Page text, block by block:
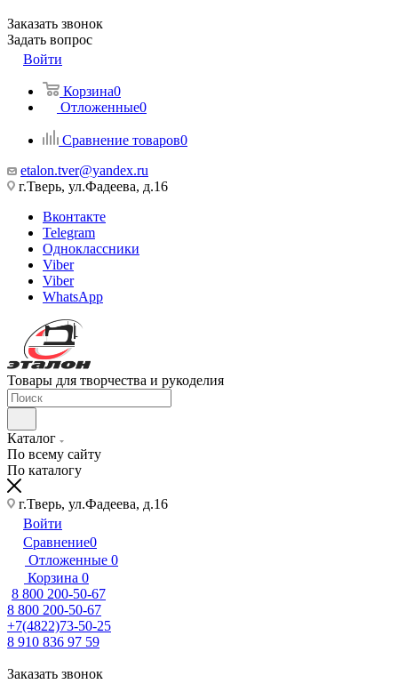
Заказать звонок
Задать вопрос
Войти
Корзина0
Отложенные0
Сравнение товаров0
etalon.tver@yandex.ru
г.Тверь, ул.Фадеева, д.16
Вконтакте
Telegram
Одноклассники
Viber
Viber
WhatsApp
Товары для творчества и рукоделия
Каталог
По всему сайту
По каталогу
г.Тверь, ул.Фадеева, д.16
Войти
Сравнение0
Отложенные 0
Корзина 0
8 800 200-50-67
8 800 200-50-67
+7(4822)73-50-25
8 910 836 97 59
Заказать звонок